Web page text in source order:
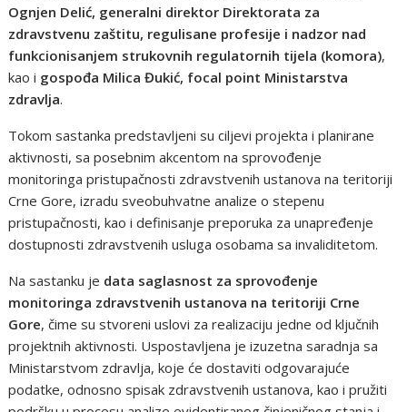
Ognjen Delić, generalni direktor Direktorata za
zdravstvenu zaštitu, regulisane profesije i nadzor nad
funkcionisanjem strukovnih regulatornih tijela (komora),
kao i gospođa Milica Đukić, focal point Ministarstva
zdravlja.
Tokom sastanka predstavljeni su ciljevi projekta i planirane
aktivnosti, sa posebnim akcentom na sprovođenje
monitoringa pristupačnosti zdravstvenih ustanova na teritoriji
Crne Gore, izradu sveobuhvatne analize o stepenu
pristupačnosti, kao i definisanje preporuka za unapređenje
dostupnosti zdravstvenih usluga osobama sa invaliditetom.
Na sastanku je data saglasnost za sprovođenje
monitoringa zdravstvenih ustanova na teritoriji Crne
Gore, čime su stvoreni uslovi za realizaciju jedne od ključnih
projektnih aktivnosti. Uspostavljena je izuzetna saradnja sa
Ministarstvom zdravlja, koje će dostaviti odgovarajuće
podatke, odnosno spisak zdravstvenih ustanova, kao i pružiti